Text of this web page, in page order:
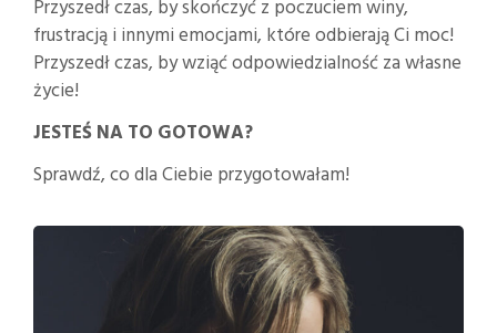
Przyszedł czas, by skończyć z poczuciem winy,
frustracją i innymi emocjami, które odbierają Ci moc!
Przyszedł czas, by wziąć odpowiedzialność za własne
życie!
JESTEŚ NA TO GOTOWA?
Sprawdź, co dla Ciebie przygotowałam!